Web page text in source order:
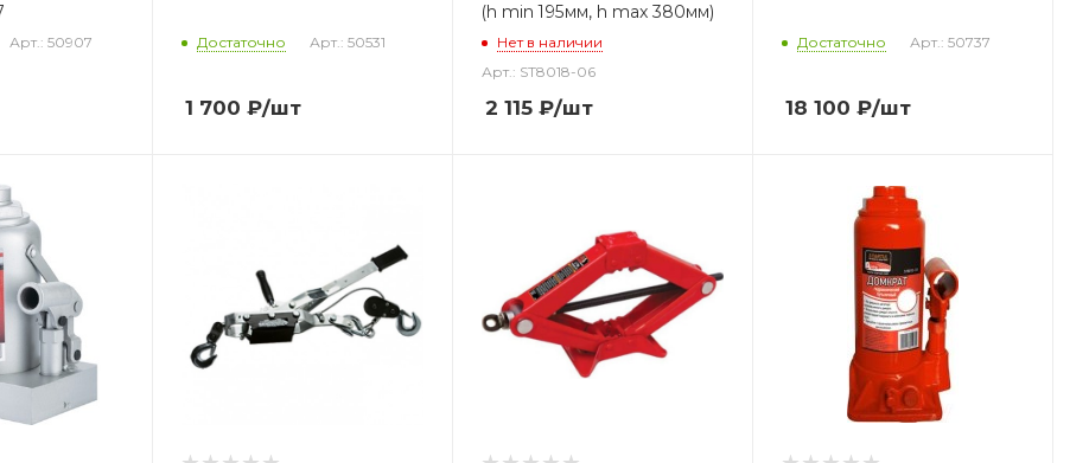
Арт.: 50907 Достаточно Арт.: 50531
1 700 ₽/шт
(h min 195мм, h max 380мм)
Нет в наличии
Арт.: ST8018-06
2 115 ₽/шт
Достаточно Арт.: 50737
18 100 ₽/шт